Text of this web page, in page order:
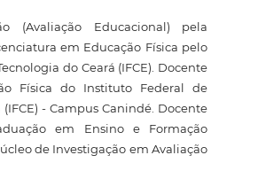
(Avaliação Educacional) pela
em Educação Física pelo
do Ceará (IFCE). Docente
Física do Instituto Federal de
- Campus Canindé. Docente
em Ensino e Formação
de Investigação em Avaliação